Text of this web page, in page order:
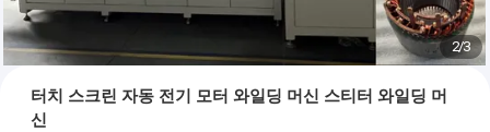
2/3
터치 스크린 자동 전기 모터 와일딩 머신 스티터 와일딩 머
신